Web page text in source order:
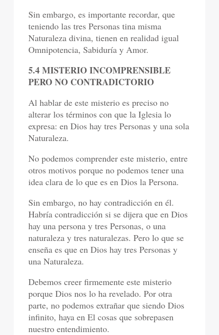
Sin embargo, es importante recordar, que
teniendo las tres Personas tina misma
Naturaleza divina, tienen en realidad igual
Omnipotencia, Sabiduría y Amor.
5.4 MISTERIO INCOMPRENSIBLE
PERO NO CONTRADICTORIO
Al hablar de este misterio es preciso no
alterar los términos con que la Iglesia lo
expresa: en Dios hay tres Personas y una sola
Naturaleza.
No podemos comprender este misterio, entre
otros motivos porque no podemos tener una
idea clara de lo que es en Dios la Persona.
Sin embargo, no hay contradicción en él.
Habría contradicción si se dijera que en Dios
hay una persona y tres Personas, o una
naturaleza y tres naturalezas. Pero lo que se
enseña es que en Dios hay tres Personas y
una Naturaleza.
Debemos creer firmemente este misterio
porque Dios nos lo ha revelado. Por otra
parte, no podemos extrañar que siendo Dios
infinito, haya en El cosas que sobrepasen
nuestro entendimiento.